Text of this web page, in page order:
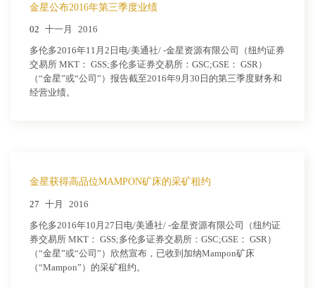
金星公布2016年第三季度业绩
02 十一月 2016
多伦多2016年11月2日电/美通社/ -金星资源有限公司（纽约证券
交易所 MKT： GSS;多伦多证券交易所：GSC;GSE： GSR）
（“金星”或“公司”）报告截至2016年9月30日的第三季度财务和
经营业绩。
金星获得高品位MAMPON矿床的采矿租约
27 十月 2016
多伦多2016年10月27日电/美通社/ -金星资源有限公司（纽约证
券交易所 MKT： GSS;多伦多证券交易所：GSC;GSE： GSR）
（“金星”或“公司”）欣然宣布，已收到加纳Mampon矿床
（“Mampon”）的采矿租约。